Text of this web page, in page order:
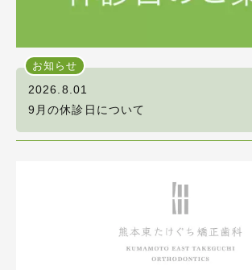
お知らせ
2026.8.01
9月の休診日について